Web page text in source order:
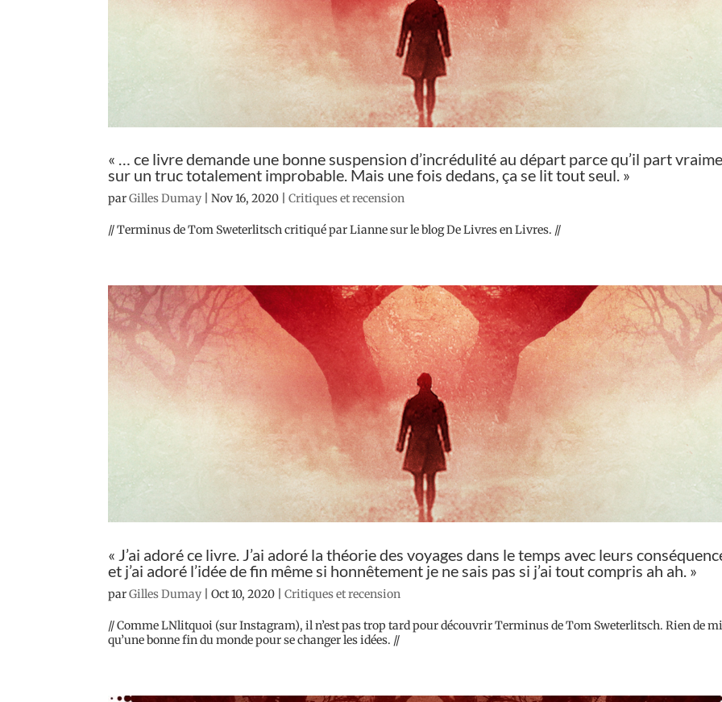
« … ce livre demande une bonne suspension d’incrédulité au départ parce qu’il part
sur un truc totalement improbable. Mais une fois dedans, ça se lit tout seul. »
parGilles Dumay |Nov 16, 2020 |Critiques et recension
// Terminus de Tom Sweterlitsch critiqué par Lianne sur le blog De Livres en Livres. //
« J’ai adoré ce livre. J’ai adoré la théorie des voyages dans le temps avec leurs
et j’ai adoré l’idée de fin même si honnêtement je ne sais pas si j’ai tout compris ah ah. »
parGilles Dumay |Oct 10, 2020 |Critiques et recension
// Comme LNlitquoi (sur Instagram), il n’est pas trop tard pour découvrir Terminus de Tom Sweterlitsch. Rien de
qu’une bonne fin du monde pour se changer les idées. //